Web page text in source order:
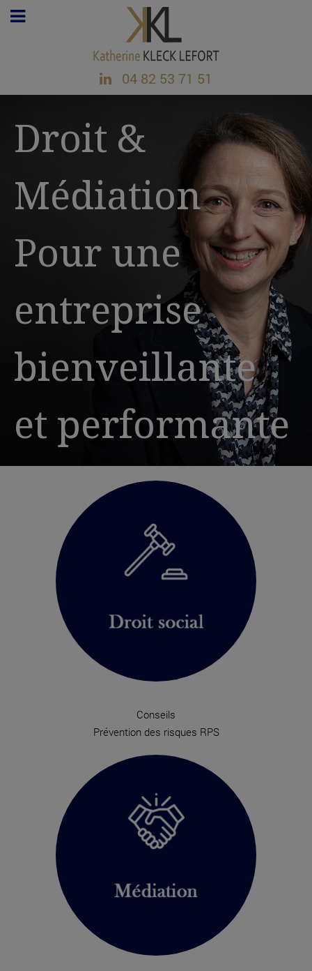
04 82 53 71 51
Droit &
Médiation
Pour une
entreprise
bienveillante
et performante
Conseils
Prévention des risques RPS